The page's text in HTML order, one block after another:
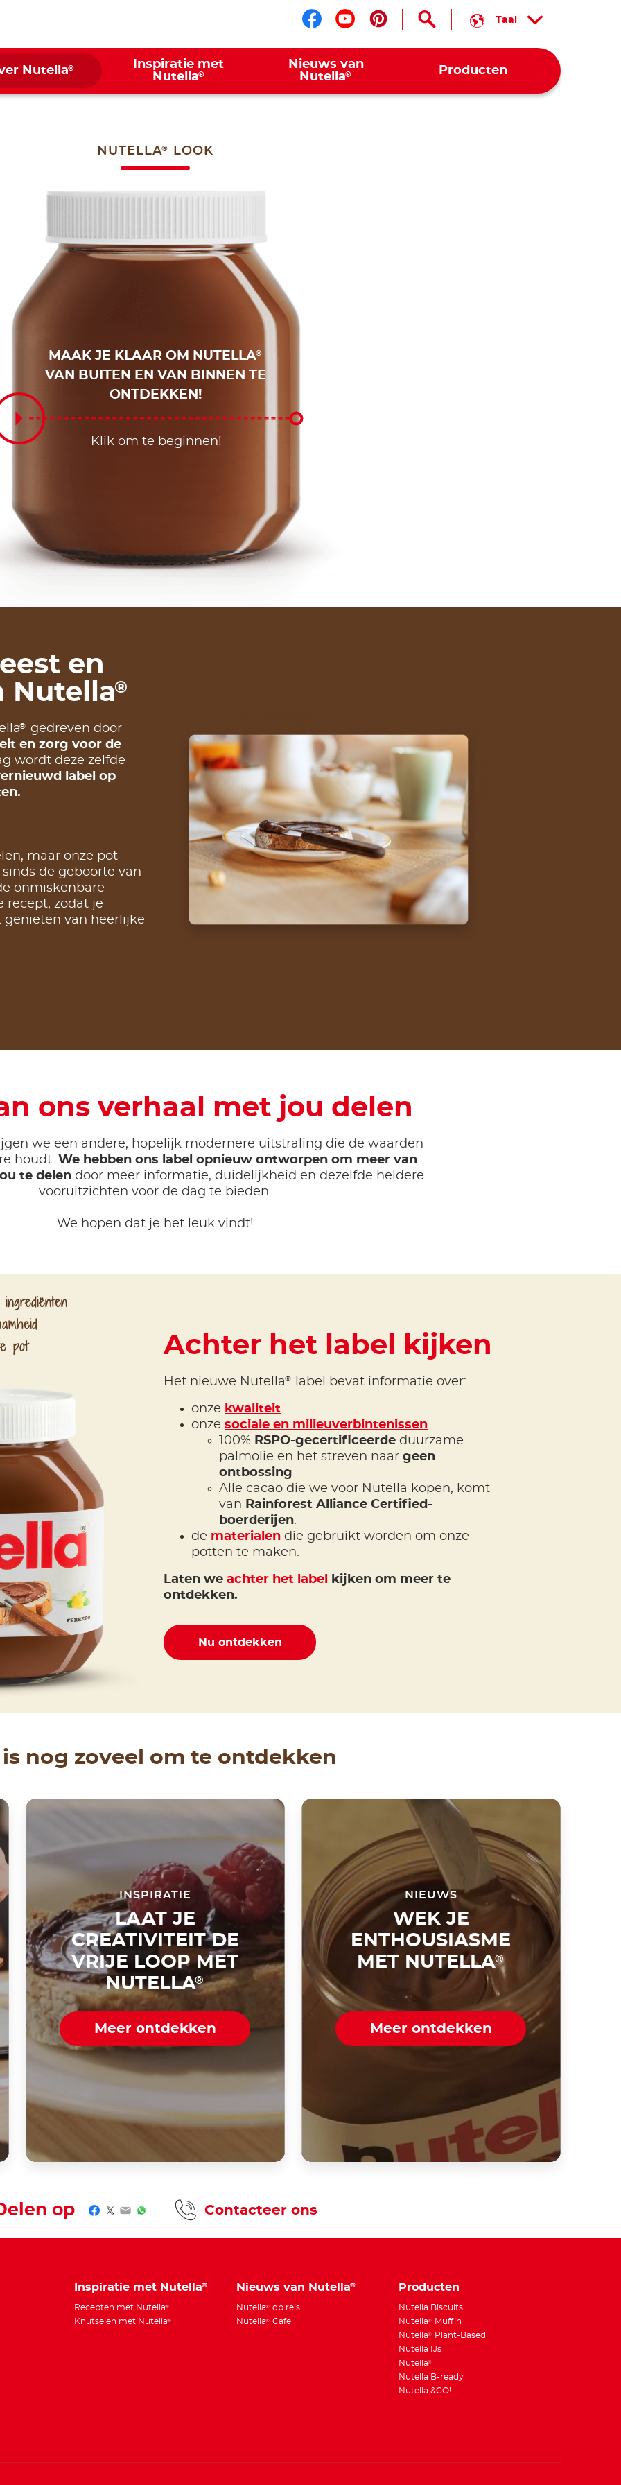
Volg ons op facebook
Volg ons op youtube
Volg ons op pinterest
Taal
Nutella®
Inspiratie met
Nutella®
Nieuws van
Nutella® Producten
NUTELLA® LOOK
MAAK JE KLAAR OM NUTELLA®
VAN BUITEN EN VAN BINNEN TE
ONTDEKKEN!
Klik om te beginnen!
Klik om te beginnen!
en
Nutella®
®
gedreven door
en zorg voor de
wordt deze zelfde
label op
maar onze pot
de geboorte van
onmiskenbare
recept, zodat je
van heerlijke
ons verhaal met jou delen
we een andere, hopelijk modernere uitstraling die de waarden
houdt. We hebben ons label opnieuw ontworpen om meer van
te delendoor meer informatie, duidelijkheid en dezelfde heldere
vooruitzichten voor de dag te bieden.
We hopen dat je het leuk vindt!
pot
Achter het label kijken
Het nieuwe Nutella® label bevat informatie over:
onze kwaliteit
onze sociale en milieuverbintenissen
100% RSPO-gecertificeerde duurzame
palmolie en het streven naar geen
ontbossing
Alle cacao die we voor Nutella kopen, komt
van Rainforest Alliance Certified-
boerderijen.
de materialen die gebruikt worden om onze
potten te maken.
Laten we achter het label
kijken om meer te
ontdekken.
Nu ontdekken
is nog zoveel om te ontdekken
INSPIRATIE
LAAT JE
CREATIVITEIT DE
VRIJE LOOP MET
NUTELLA®
Meer ontdekken
NIEUWS
WEK JE
ENTHOUSIASME
MET NUTELLA®
Meer ontdekken
op Facebook
Twitter
EmailWhatsApp Contacteer ons
Inspiratie met Nutella®
Recepten met Nutella®
Knutselen met Nutella®
Nieuws van Nutella®
Nutella® op reis
Nutella® Cafe
Producten
Nutella Biscuits
Nutella®
Muffin
Nutella®
Plant-Based
Nutella IJs
Nutella®
Nutella B-ready
Nutella &GO!